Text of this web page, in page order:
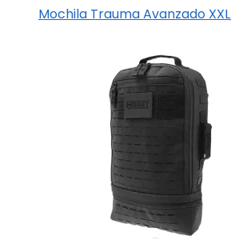
Mochila Trauma Avanzado XXL